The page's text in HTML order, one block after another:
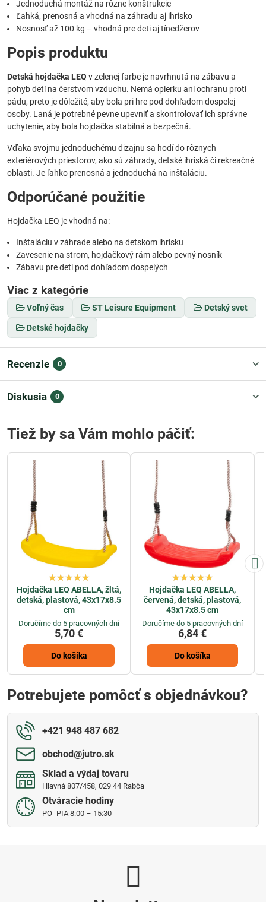
Jednoduchá montáž na rôzne konštrukcie
Ľahká, prenosná a vhodná na záhradu aj ihrisko
Nosnosť až 100 kg – vhodná pre deti aj tínedžerov
Popis produktu
Detská hojdačka LEQ v zelenej farbe je navrhnutá na zábavu a
pohyb detí na čerstvom vzduchu. Nemá opierku ani ochranu proti
pádu, preto je dôležité, aby bola pri hre pod dohľadom dospelej
osoby. Laná je potrebné pevne upevniť a skontrolovať ich správne
uchytenie, aby bola hojdačka stabilná a bezpečná.
Vďaka svojmu jednoduchému dizajnu sa hodí do rôznych
exteriérových priestorov, ako sú záhrady, detské ihriská či rekreačné
oblasti. Je ľahko prenosná a jednoduchá na inštaláciu.
Odporúčané použitie
Hojdačka LEQ je vhodná na:
Inštaláciu v záhrade alebo na detskom ihrisku
Zavesenie na strom, hojdačkový rám alebo pevný nosník
Zábavu pre deti pod dohľadom dospelých
Viac z kategórie
Voľný čas ST Leisure Equipment Detský svet
Detské hojdačky
Recenzie 0
Diskusia 0
Tiež by sa Vám mohlo páčiť:
Hojdačka LEQ ABELLA, žltá,
detská, plastová, 43x17x8.5
cm
Doručíme do 5 pracovných dní
5,70 €
Do košíka
Hojdačka LEQ ABELLA,
červená, detská, plastová,
43x17x8.5 cm
Doručíme do 5 pracovných dní
6,84 €
Do košíka
Potrebujete pomôcť s objednávkou?
+421 948 487 682
obchod​@jutro​.sk
Sklad a výdaj tovaru
Hlavná 807/458, 029 44 Rabča
Otváracie hodiny
PO- PIA 8:00 – 15:30